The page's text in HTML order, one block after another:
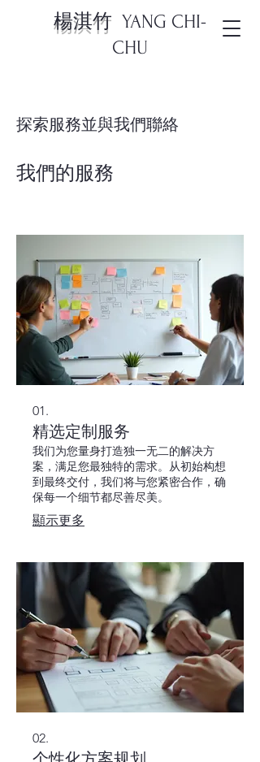
楊淇竹 YANG CHI-
CHU
探索服務並與我們聯絡
我們的服務
01.
精选定制服务
我们为您量身打造独一无二的解决方
案，满足您最独特的需求。从初始构想
到最终交付，我们将与您紧密合作，确
保每一个细节都尽善尽美。
顯示更多
02.